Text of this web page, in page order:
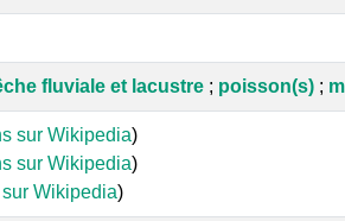
fluviale et lacustre ; poisson(s) ;
sur Wikipedia)
sur Wikipedia)
Wikipedia)